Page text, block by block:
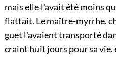
mais elle l'avait été moins
flattait. Le maître-myrrhe,
guet l'avaient transporté
craint huit jours pour sa vie,